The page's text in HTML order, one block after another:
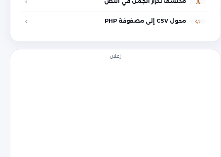
محول CSV إلى مصفوفة PHP
إعلان